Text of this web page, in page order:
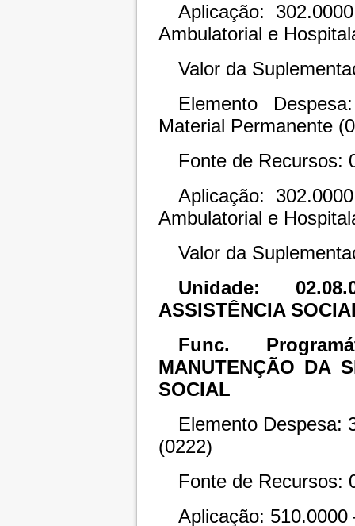
Aplicação:
Ambulatorial e
Valor da
Elemento
Material Permanente
Fonte de Recursos:
Aplicação:
Ambulatorial e
Valor da
Unidade:
ASSISTÊNCIA
Func.
MANUTENÇÃO DA
SOCIAL
Elemento Despesa:
(0222)
Fonte de Recursos:
Aplicação: